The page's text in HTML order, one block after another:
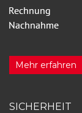
Mehr erfahren
SICHERHEIT